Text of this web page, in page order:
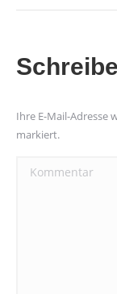
Ihre E-Mail-
markiert.
Kommentar